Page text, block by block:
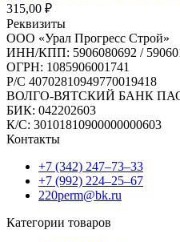
315,00 ₽
Реквизиты
ООО «Урал Прогресс Строй»
ИНН/КПП: 5906080692 /
ОГРН: 1085906001741
Р/C 40702810949770019418
ВОЛГО-ВЯТСКИЙ БАНК
БИК: 042202603
К/С: 30101810900000000603
Контакты
+7 (342) 247‒73‒33
+7 (992) 224‒25‒67
220perm@bk.ru
Категории товаров